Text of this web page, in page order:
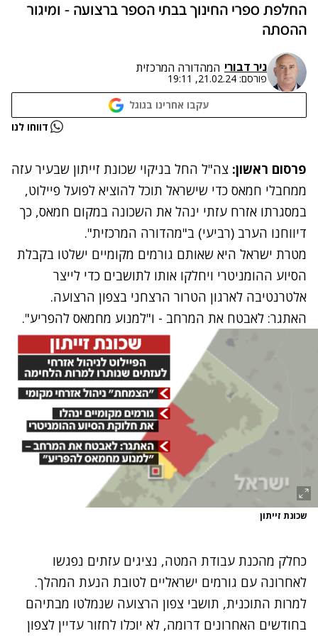
החלפת ספרי החינוך בבתי הספר ברצועה - ומיגור
ההסתה
ניר דבורי המהדורה המרכזית
פורסם: 21.02.24, 19:11
עקבו אחרינו בגוגל
נתקלנו בבעיה דווחו לנו
פרסום ראשון: צה"ל החל בניקוי שכונת זייתון שבעיר עזה
ממחבלי חמאס כדי שישראל תוכל להוציא לפועל פיילוט,
במסגרתו אזרח עזתי ינהל את השכונה במקום חמאס, כך
דיווחנו הערב (רביעי) ב"מהדורה המרכזית".
מטרת ישראל היא שאותם גורמים מקומיים ישלטו בקבלת
הסיוע ההומניטרי ויחלקו אותו לתושבים כדי לייצר
אלטרנטיבה לארגון הטרור הרצחני בצפון הרצועה.
האתגר: לאבטח את המרחב - ו"למנוע מחמאס להפריע".
שכונת זייתון
כחלק מהכנת עבודת המטה, נציגים עזתים נפגשו
לאחרונה עם גורמים ישראליים לטובת הנעת המהלך.
למרות התוכנית, תושבי צפון הרצועה שנמלטו מבתיהם
בחודשים האחרונים דרומה, לא יוכלו לחזור עדיין לצפון